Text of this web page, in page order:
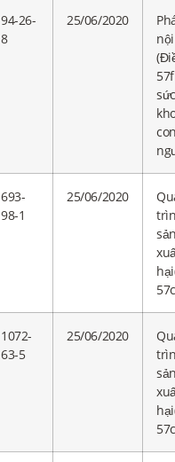
94-26-
8
25/06/2020
sức
693-
98-1
25/06/2020
1072-
63-5
25/06/2020